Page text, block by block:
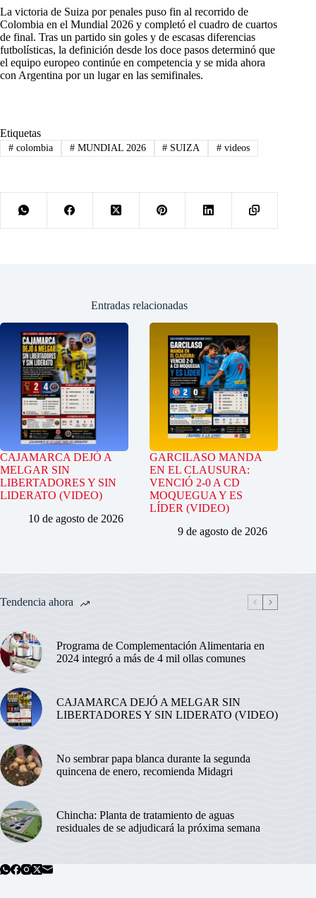
La victoria de Suiza por penales puso fin al recorrido de
Colombia en el Mundial 2026 y completó el cuadro de cuartos
de final. Tras un partido sin goles y de escasas diferencias
futbolísticas, la definición desde los doce pasos determinó que
el equipo europeo continúe en competencia y se mida ahora
con Argentina por un lugar en las semifinales.
Etiquetas
#colombia #MUNDIAL 2026 # SUIZA # videos
Entradas relacionadas
CAJAMARCA DEJÓ A
MELGAR SIN
LIBERTADORES Y SIN
LIDERATO (VIDEO)
10 de agosto de 2026
GARCILASO MANDA
EN EL CLAUSURA:
VENCIÓ 2-0 A CD
MOQUEGUA Y ES
LÍDER (VIDEO)
9 de agosto de 2026
Tendencia ahora
Programa de Complementación Alimentaria en
2024 integró a más de 4 mil ollas comunes
CAJAMARCA DEJÓ A MELGAR SIN
LIBERTADORES Y SIN LIDERATO (VIDEO)
No sembrar papa blanca durante la segunda
quincena de enero, recomienda Midagri
Chincha: Planta de tratamiento de aguas
residuales de se adjudicará la próxima semana